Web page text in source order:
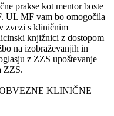
prakse kot mentor boste
UL MF vam bo omogočila
zvezi s kliničnim
knjižnici z dostopom
na izobraževanjih in
z ZZS upoštevanje
ZZS.
KLINIČNE